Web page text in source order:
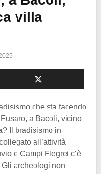
villa
che sta facendo
a Bacoli, vicino
? Il bradisismo in
all’attività
e Campi Flegrei c’è
Gli archeologi non